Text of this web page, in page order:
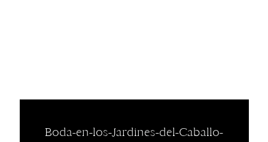
Boda-en-los-Jardines-del-Caballo-